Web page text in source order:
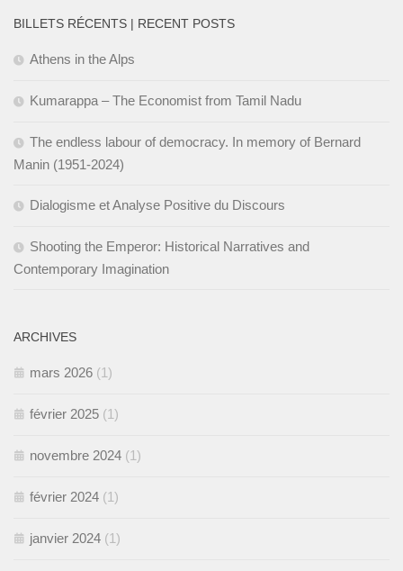
BILLETS RÉCENTS | RECENT POSTS
Athens in the Alps
Kumarappa – The Economist from Tamil Nadu
The endless labour of democracy. In memory of Bernard
Manin (1951-2024)
Dialogisme et Analyse Positive du Discours
Shooting the Emperor: Historical Narratives and
Contemporary Imagination
ARCHIVES
mars 2026 (1)
février 2025 (1)
novembre 2024 (1)
février 2024 (1)
janvier 2024 (1)